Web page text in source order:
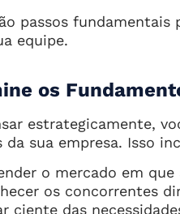
passos
equipe.
os
estrategicamente,
da sua empresa. Isso
o mercado em que
os concorrentes
ciente das